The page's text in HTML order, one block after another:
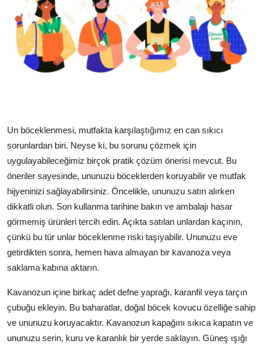
Un böceklenmesi, mutfakta karşılaştığımız en can sıkıcı
sorunlardan biri. Neyse ki, bu sorunu çözmek için
uygulayabileceğimiz birçok pratik çözüm önerisi mevcut. Bu
öneriler sayesinde, ununuzu böceklerden koruyabilir ve mutfak
hijyeninizi sağlayabilirsiniz. Öncelikle, ununuzu satın alırken
dikkatli olun. Son kullanma tarihine bakın ve ambalajı hasar
görmemiş ürünleri tercih edin. Açıkta satılan unlardan kaçının,
çünkü bu tür unlar böceklenme riski taşıyabilir. Ununuzu eve
getirdikten sonra, hemen hava almayan bir kavanoza veya
saklama kabına aktarın.
Kavanozun içine birkaç adet defne yaprağı, karanfil veya tarçın
çubuğu ekleyin. Bu baharatlar, doğal böcek kovucu özelliğe sahip
ve ununuzu koruyacaktır. Kavanozun kapağını sıkıca kapatın ve
ununuzu serin, kuru ve karanlık bir yerde saklayın. Güneş ışığı